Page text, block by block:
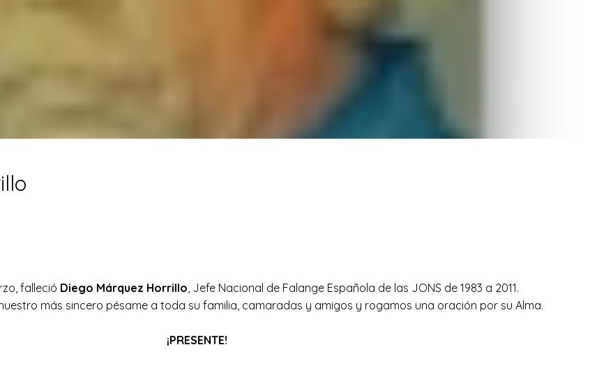
falleció Diego Márquez Horrillo, Jefe Nacional de Falange Española de las JONS de 1983 a 2011.
más sincero pésame a toda su familia, camaradas y amigos y rogamos una oración por su Alma.
¡PRESENTE!